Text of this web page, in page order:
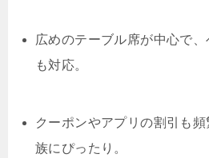
広めのテーブル席が中心で
も対応。
クーポンやアプリの割引も
族にぴったり。